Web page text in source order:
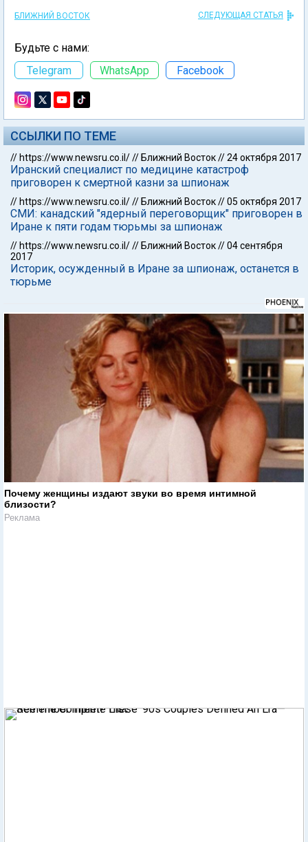
БЛИЖНИЙ ВОСТОК СЛЕДУЮЩАЯ СТАТЬЯ
Будьте с нами:
Telegram
WhatsApp Facebook
ССЫЛКИ ПО ТЕМЕ
// https://www.newsru.co.il/// Ближний Восток//24 октября 2017
Иранский специалист по медицине катастроф
приговорен к смертной казни за шпионаж
// https://www.newsru.co.il/// Ближний Восток//05 октября 2017
СМИ: канадский "ядерный переговорщик" приговорен в
Иране к пяти годам тюрьмы за шпионаж
// https://www.newsru.co.il/// Ближний Восток//04 сентября
2017
Историк, осужденный в Иране за шпионаж, останется в
тюрьме
Почему женщины издают звуки во время интимной
близости?
Реклама